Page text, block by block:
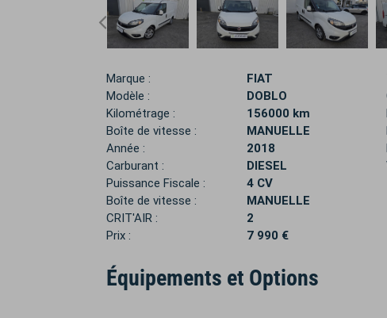
Marque :
FIAT
Modèle :
DOBLO
Kilométrage :
156000 km
Boîte de vitesse :
MANUELLE
Année :
2018
Carburant :
DIESEL
Puissance Fiscale :
4 CV
Boîte de vitesse :
MANUELLE
CRIT'AIR :
2
Prix :
7 990 €
Équipements et Options